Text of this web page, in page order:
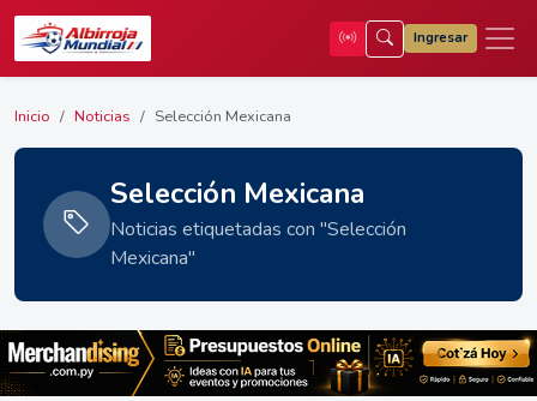
Ingresar
Inicio Noticias Selección Mexicana
Selección Mexicana
Noticias etiquetadas con "Selección
Mexicana"